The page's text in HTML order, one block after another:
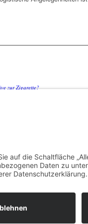
zur Zigarette?
Pendler-Stau clever umgehen